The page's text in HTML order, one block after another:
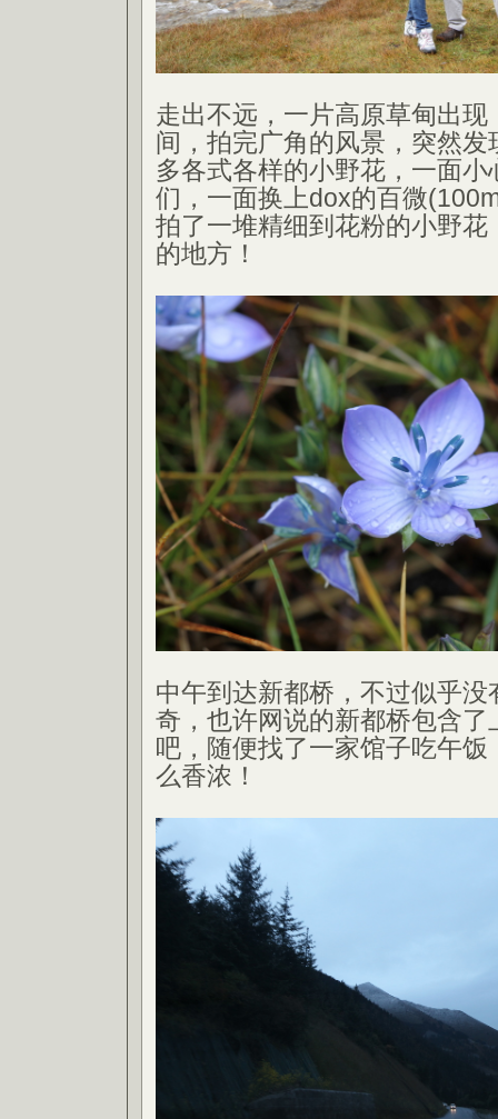
走出不远，一片高原草甸出
间，拍完广角的风景，突然
多各式各样的小野花，一面
们，一面换上dox的百微
拍了一堆精细到花粉的小野花
的地方！
中午到达新都桥，不过似乎
奇，也许网说的新都桥包含了
吧，随便找了一家馆子吃午
么香浓！